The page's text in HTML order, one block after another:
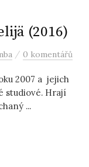
(2016)
/ 0 komentářů
2007 a jejich
studiové. Hrají
...